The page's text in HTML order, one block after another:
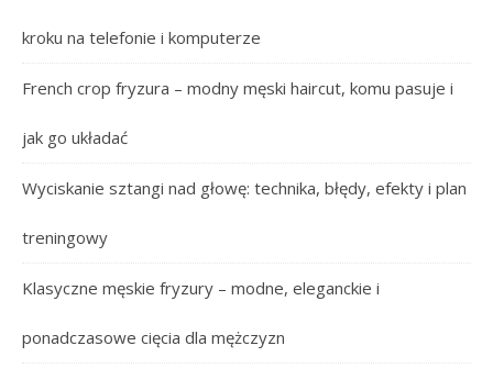
kroku na telefonie i komputerze
French crop fryzura – modny męski haircut, komu pasuje i
jak go układać
Wyciskanie sztangi nad głowę: technika, błędy, efekty i plan
treningowy
Klasyczne męskie fryzury – modne, eleganckie i
ponadczasowe cięcia dla mężczyzn